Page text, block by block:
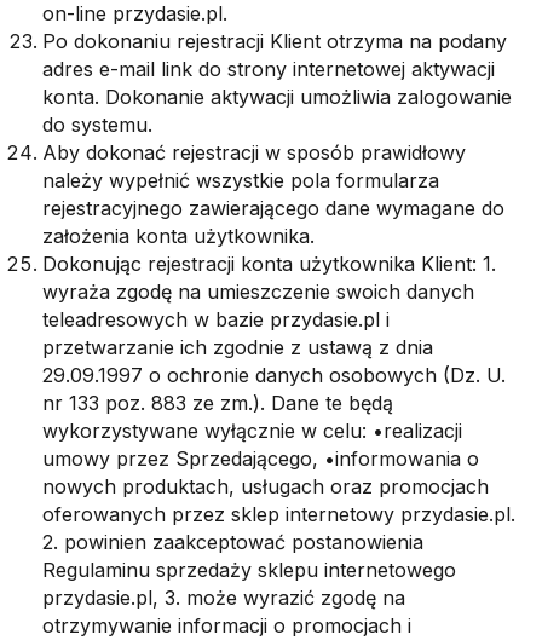
on-line przydasie.pl.
Po dokonaniu rejestracji Klient otrzyma na podany
adres e-mail link do strony internetowej aktywacji
konta. Dokonanie aktywacji umożliwia zalogowanie
do systemu.
Aby dokonać rejestracji w sposób prawidłowy
należy wypełnić wszystkie pola formularza
rejestracyjnego zawierającego dane wymagane do
założenia konta użytkownika.
Dokonując rejestracji konta użytkownika Klient: 1.
wyraża zgodę na umieszczenie swoich danych
teleadresowych w bazie przydasie.pl i
przetwarzanie ich zgodnie z ustawą z dnia
29.09.1997 o ochronie danych osobowych (Dz. U.
nr 133 poz. 883 ze zm.). Dane te będą
wykorzystywane wyłącznie w celu: •realizacji
umowy przez Sprzedającego, •informowania o
nowych produktach, usługach oraz promocjach
oferowanych przez sklep internetowy przydasie.pl.
2. powinien zaakceptować postanowienia
Regulaminu sprzedaży sklepu internetowego
przydasie.pl, 3. może wyrazić zgodę na
otrzymywanie informacji o promocjach i